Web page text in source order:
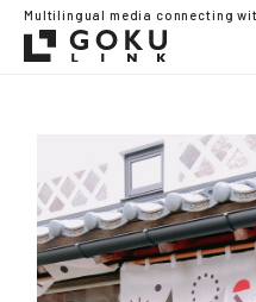
Multilingual media connecting